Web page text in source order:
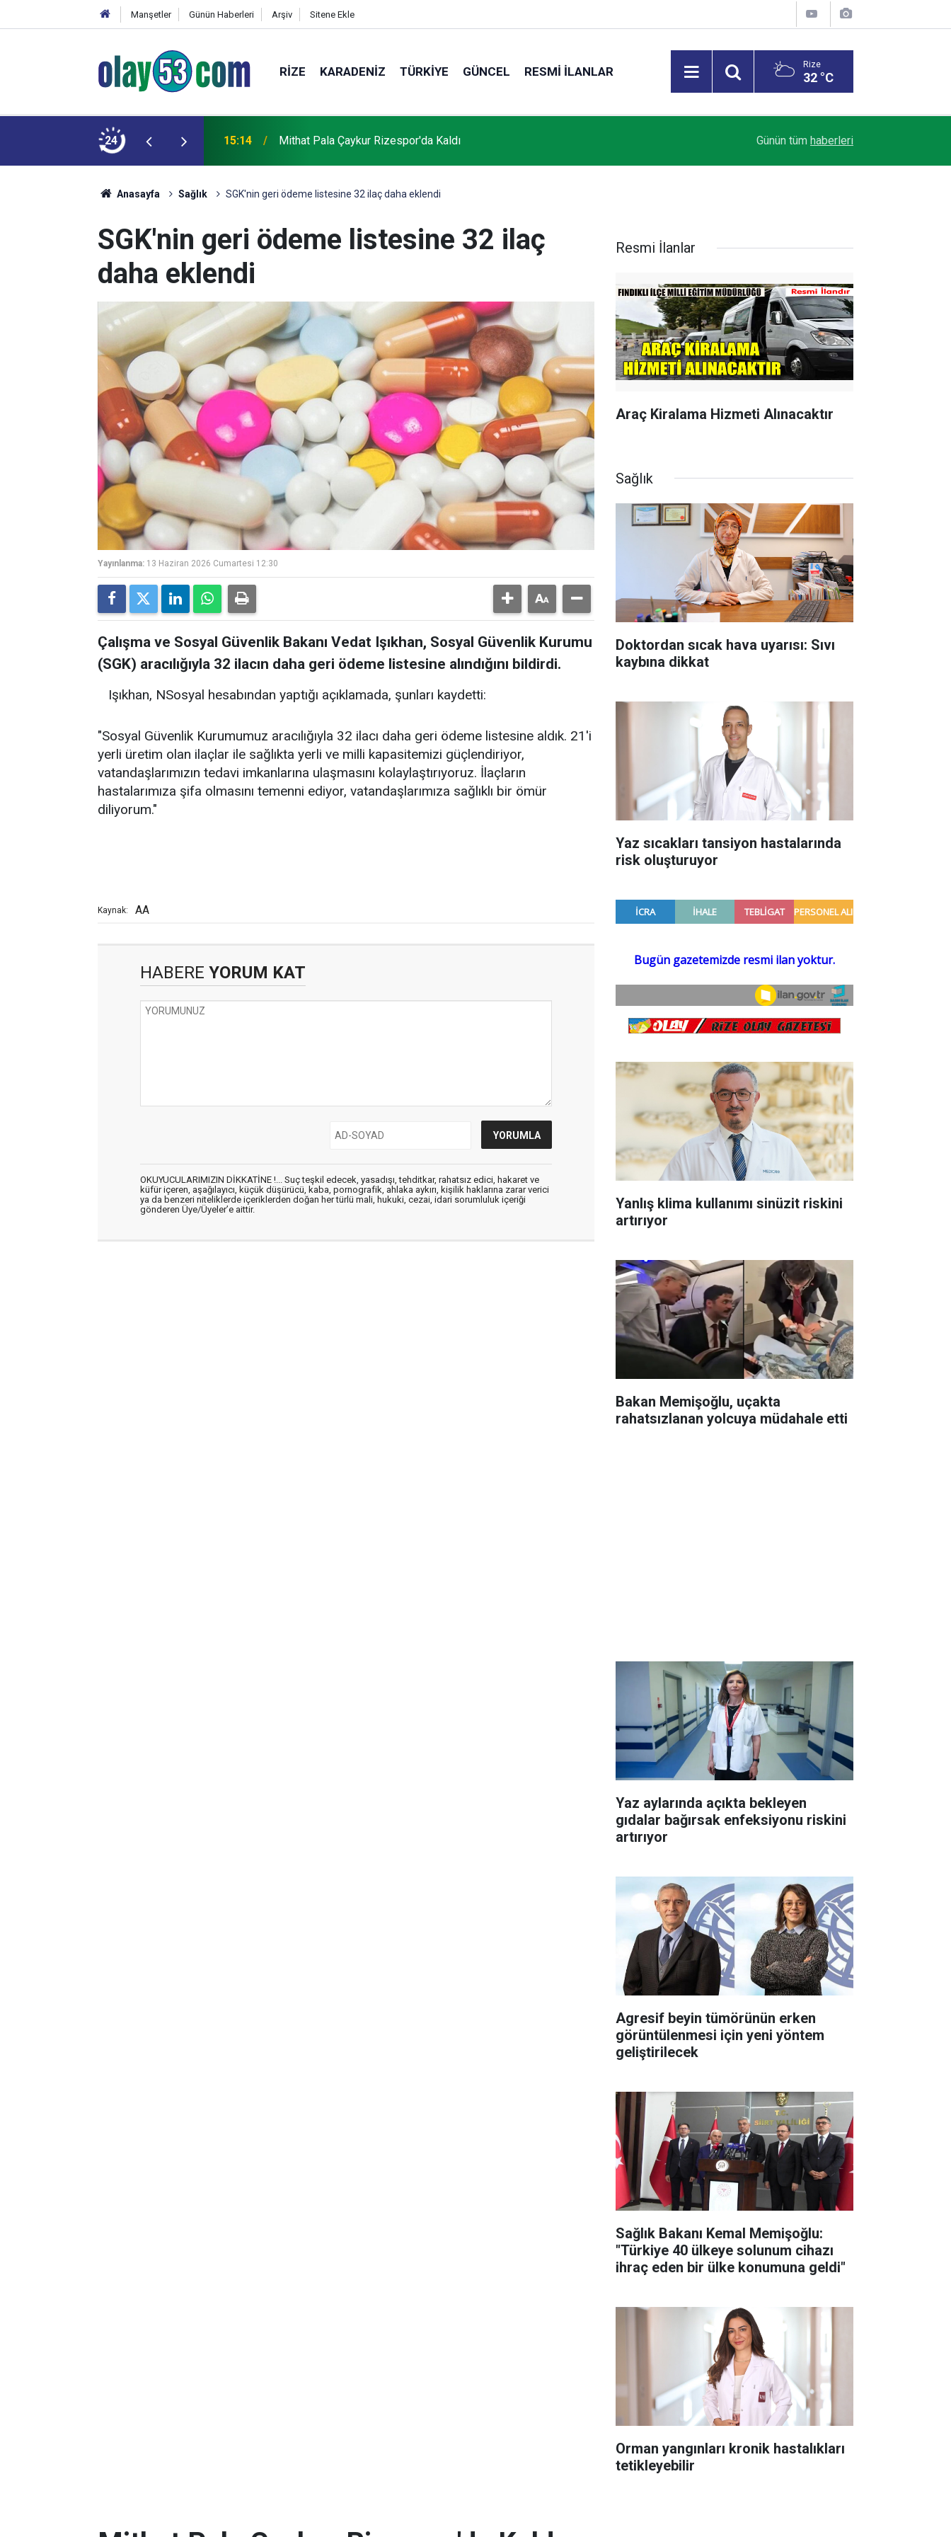
Manşetler Günün Haberleri Arşiv Sitene Ekle
RIZE KARADENIZ TÜRKIYE GÜNCEL RESMI İLANLAR Rize
32 °C
24
sollama araç kamerasında 15:14 Mithat Pala Çaykur Rizespor'da Kaldı Günün tüm haberleri
Anasayfa Sağlık SGK'nin geri ödeme listesine 32 ilaç daha eklendi
SGK'nin geri ödeme listesine 32 ilaç
daha eklendi
Yayınlanma: 13 Haziran 2026 Cumartesi 12:30
Çalışma ve Sosyal Güvenlik Bakanı Vedat Işıkhan, Sosyal Güvenlik Kurumu
(SGK) aracılığıyla 32 ilacın daha geri ödeme listesine alındığını bildirdi.
Işıkhan, NSosyal hesabından yaptığı açıklamada, şunları kaydetti:
"Sosyal Güvenlik Kurumumuz aracılığıyla 32 ilacı daha geri ödeme listesine aldık. 21'i
yerli üretim olan ilaçlar ile sağlıkta yerli ve milli kapasitemizi güçlendiriyor,
vatandaşlarımızın tedavi imkanlarına ulaşmasını kolaylaştırıyoruz. İlaçların
hastalarımıza şifa olmasını temenni ediyor, vatandaşlarımıza sağlıklı bir ömür
diliyorum."
Kaynak: AA
HABERE YORUM KAT
OKUYUCULARIMIZIN DİKKATİNE !... Suç teşkil edecek, yasadışı, tehditkar, rahatsız edici, hakaret ve
küfür içeren, aşağılayıcı, küçük düşürücü, kaba, pornografik, ahlaka aykırı, kişilik haklarına zarar verici
ya da benzeri niteliklerde içeriklerden doğan her türlü mali, hukuki, cezai, idari sorumluluk içeriği
gönderen Üye/Üyeler’e aittir.
Resmi İlanlar
Araç Kiralama Hizmeti Alınacaktır
Sağlık
Doktordan sıcak hava uyarısı: Sıvı
kaybına dikkat
Yaz sıcakları tansiyon hastalarında
risk oluşturuyor
Yanlış klima kullanımı sinüzit riskini
artırıyor
Bakan Memişoğlu, uçakta
rahatsızlanan yolcuya müdahale etti
Yaz aylarında açıkta bekleyen
gıdalar bağırsak enfeksiyonu riskini
artırıyor
Agresif beyin tümörünün erken
görüntülenmesi için yeni yöntem
geliştirilecek
Sağlık Bakanı Kemal Memişoğlu:
"Türkiye 40 ülkeye solunum cihazı
ihraç eden bir ülke konumuna geldi"
Orman yangınları kronik hastalıkları
tetikleyebilir